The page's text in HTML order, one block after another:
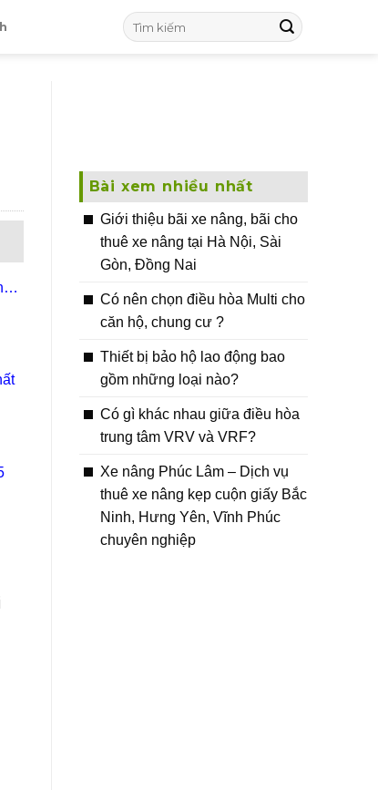
Bài xem nhiều nhất
Giới thiệu bãi xe nâng, bãi cho
thuê xe nâng tại Hà Nội, Sài
Gòn, Đồng Nai
Có nên chọn điều hòa Multi cho
căn hộ, chung cư ?
Thiết bị bảo hộ lao động bao
gồm những loại nào?
Có gì khác nhau giữa điều hòa
trung tâm VRV và VRF?
Xe nâng Phúc Lâm – Dịch vụ
thuê xe nâng kẹp cuộn giấy Bắc
Ninh, Hưng Yên, Vĩnh Phúc
chuyên nghiệp